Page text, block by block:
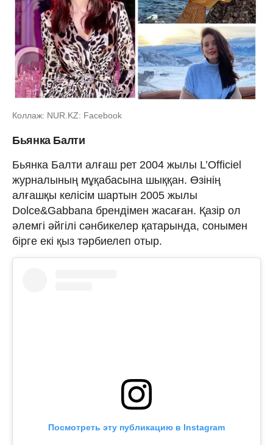
Коллаж: NUR.KZ: Facebook
Бьянка Балти
Бьянка Балти алғаш рет 2004 жылы L’Officiel
журналының мұқабасына шыққан. Өзінің
алғашқы келісім шартын 2005 жылы
Dolce&Gabbana брендімен жасаған. Қазір ол
әлемгі әйгілі сәнбикелер қатарында, сонымен
бірге екі қыз тәрбиелеп отыр.
Посмотреть эту публикацию в Instagram